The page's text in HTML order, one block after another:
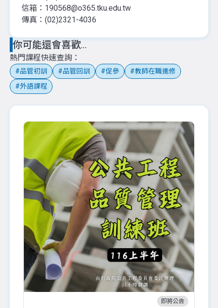
信箱：190568@o365.tku.edu.tw
傳真：(02)2321-4036
你可能還會喜歡...
熱門課程快速查詢
品管初訓 品管回訓 促參
教師在職進修
外語課程
即將公告